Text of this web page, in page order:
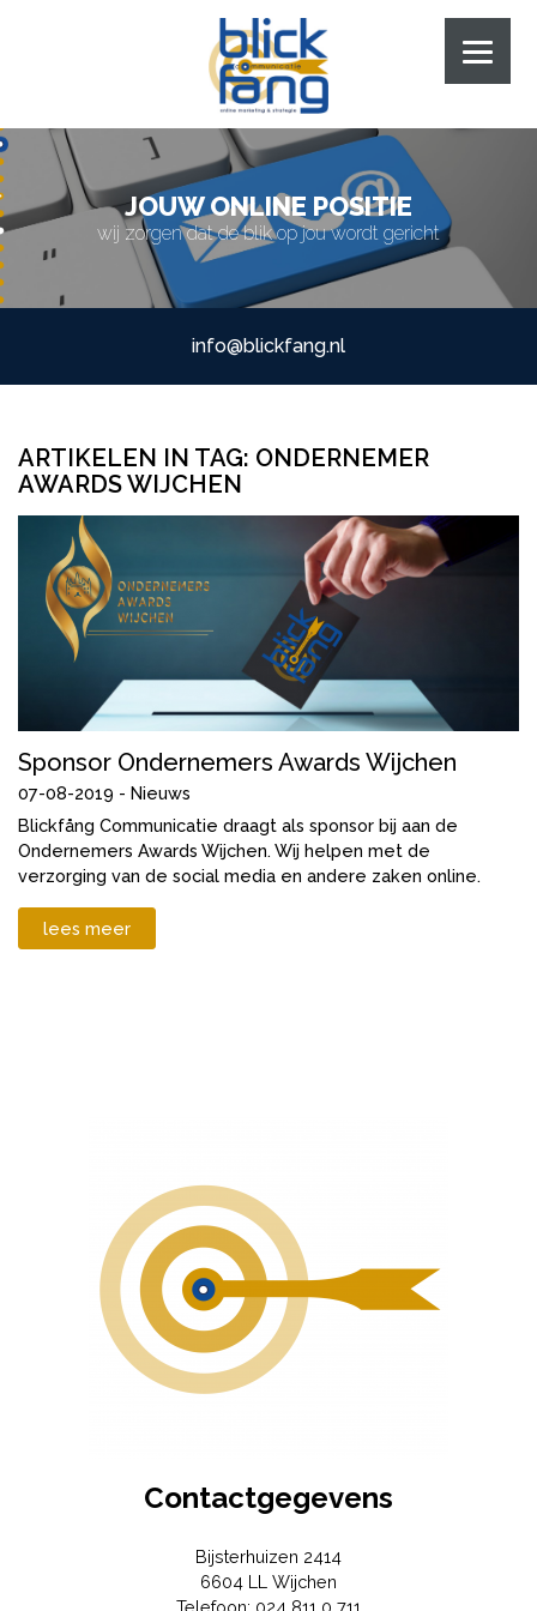
JOUW ONLINE POSITIE
wij zorgen dat de blik op jou wordt gericht
info@blickfang.nl
ARTIKELEN IN TAG: ONDERNEMER
AWARDS WIJCHEN
Sponsor Ondernemers Awards Wijchen
07-08-2019 - Nieuws
Blickfång Communicatie draagt als sponsor bij aan de
Ondernemers Awards Wijchen. Wij helpen met de
verzorging van de social media en andere zaken online.
lees meer
Contactgegevens
Bijsterhuizen 2414
6604 LL Wijchen
Telefoon: 024 811 0 711